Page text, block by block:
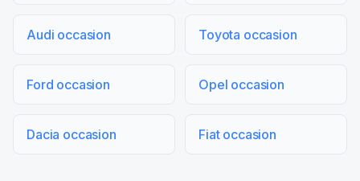
Audi occasion Toyota occasion
Ford occasion Opel occasion
Dacia occasion Fiat occasion